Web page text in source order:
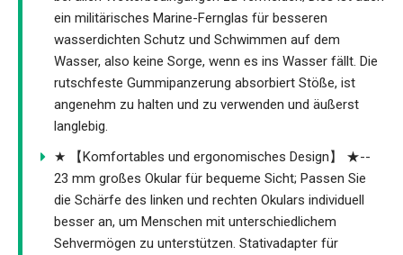
ein militärisches Marine-Fernglas für besseren
wasserdichten Schutz und Schwimmen auf dem
Wasser, also keine Sorge, wenn es ins Wasser fällt. Die
rutschfeste Gummipanzerung absorbiert Stöße, ist
angenehm zu halten und zu verwenden und äußerst
langlebig.
★ 【Komfortables und ergonomisches Design】 ★--
23 mm großes Okular für bequeme Sicht; Passen Sie
die Schärfe des linken und rechten Okulars individuell
besser an, um Menschen mit unterschiedlichem
Sehvermögen zu unterstützen. Stativadapter für